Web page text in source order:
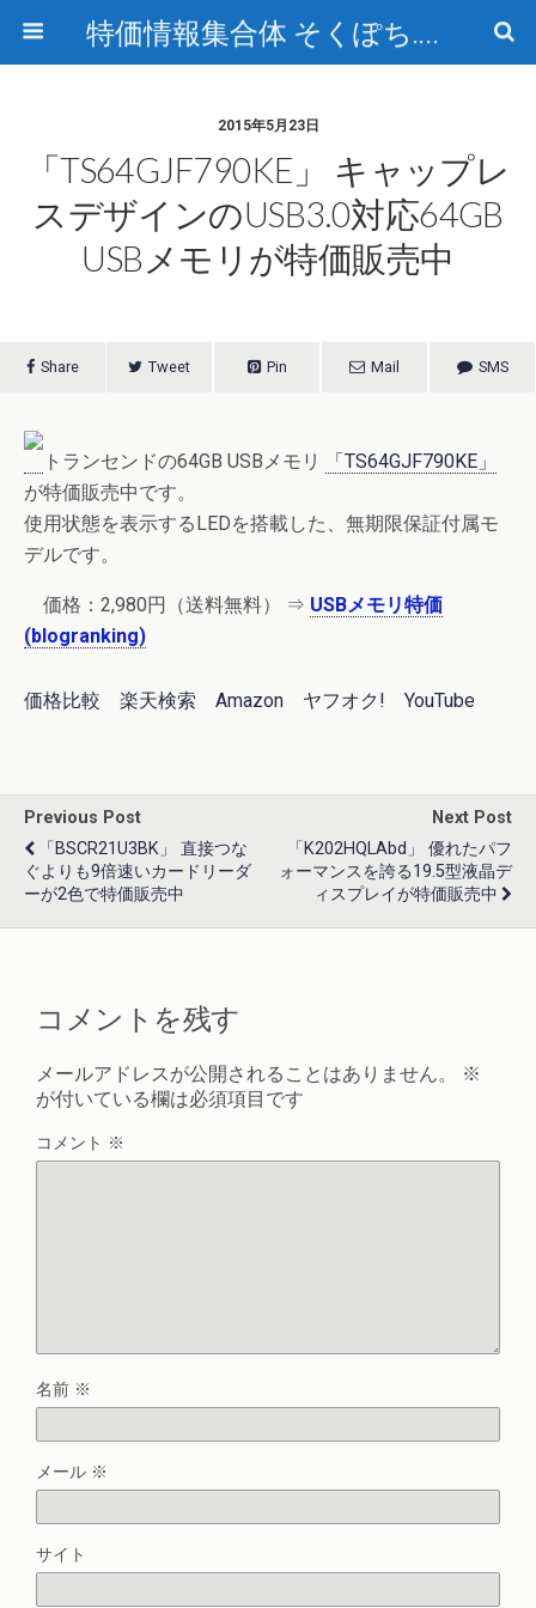
特価情報集合体 そくぽち.com
2015年5月23日
「TS64GJF790KE」 キャップレ
スデザインのUSB3.0対応64GB
USBメモリが特価販売中
Share Tweet Pin Mail SMS
トランセンドの64GB USBメモリ
「TS64GJF790KE」
が特価販売中です。
使用状態を表示するLEDを搭載した、無期限保証付属モ
デルです。
価格：2,980円（送料無料） ⇒ USBメモリ特価
(blogranking)
価格比較 楽天検索 Amazon ヤフオク! YouTube
Previous Post
「BSCR21U3BK」 直接つな
ぐよりも9倍速いカードリーダ
ーが2色で特価販売中
Next Post
「K202HQLAbd」 優れたパフ
ォーマンスを誇る19.5型液晶デ
ィスプレイが特価販売中
コメントを残す
メールアドレスが公開されることはありません。
※
が付いている欄は必須項目です
コメント ※
名前 ※
メール ※
サイト